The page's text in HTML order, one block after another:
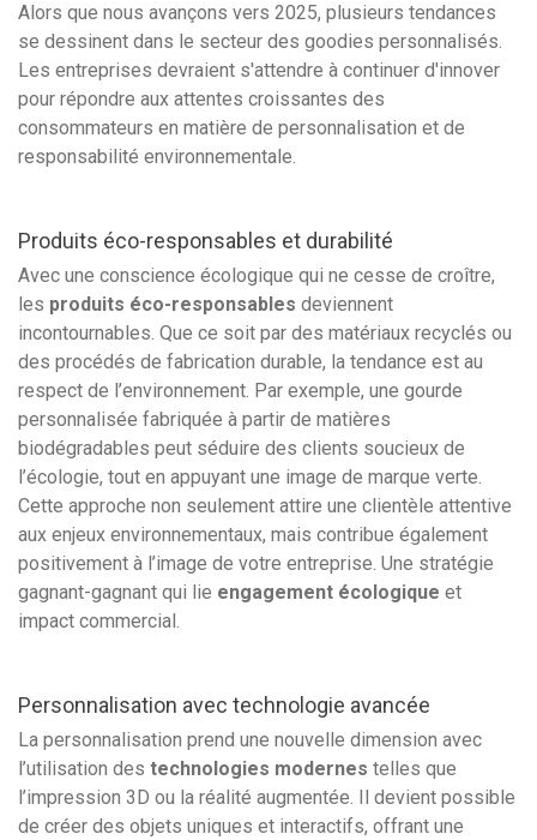
Alors que nous avançons vers 2025, plusieurs tendances
se dessinent dans le secteur des goodies personnalisés.
Les entreprises devraient s'attendre à continuer d'innover
pour répondre aux attentes croissantes des
consommateurs en matière de personnalisation et de
responsabilité environnementale.
Produits éco-responsables et durabilité
Avec une conscience écologique qui ne cesse de croître,
les produits éco-responsables deviennent
incontournables. Que ce soit par des matériaux recyclés ou
des procédés de fabrication durable, la tendance est au
respect de l’environnement. Par exemple, une gourde
personnalisée fabriquée à partir de matières
biodégradables peut séduire des clients soucieux de
l’écologie, tout en appuyant une image de marque verte.
Cette approche non seulement attire une clientèle attentive
aux enjeux environnementaux, mais contribue également
positivement à l’image de votre entreprise. Une stratégie
gagnant-gagnant qui lie engagement écologique et
impact commercial.
Personnalisation avec technologie avancée
La personnalisation prend une nouvelle dimension avec
l’utilisation des technologies modernes telles que
l’impression 3D ou la réalité augmentée. Il devient possible
de créer des objets uniques et interactifs, offrant une